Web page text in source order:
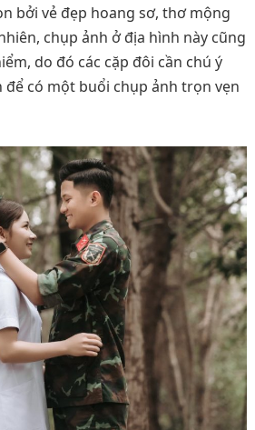
bởi vẻ đẹp hoang sơ, thơ mộng
chụp ảnh ở địa hình này cũng
do đó các cặp đôi cần chú ý
để có một buổi chụp ảnh trọn vẹn